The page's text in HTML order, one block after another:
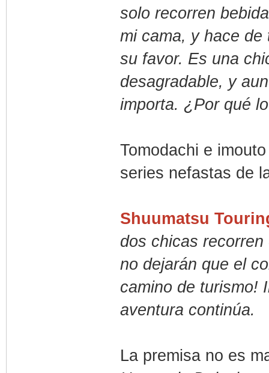
solo recorren
mi cama, y hace
su favor. Es una
desagradable, y
importa. ¿Por qué
Tomodachi e
series nefastas de
Shuumatsu
dos chicas
no dejarán que el
camino de turismo!
aventura continúa.
La premisa no es